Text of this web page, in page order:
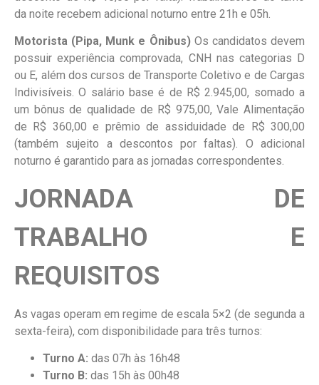
da noite recebem adicional noturno entre 21h e 05h.
Motorista (Pipa, Munk e Ônibus)Os candidatos devem
possuir experiência comprovada, CNH nas categorias D
ou E, além dos cursos de Transporte Coletivo e de Cargas
Indivisíveis. O salário base é de R$ 2.945,00, somado a
um bônus de qualidade de R$ 975,00, Vale Alimentação
de R$ 360,00 e prêmio de assiduidade de R$ 300,00
(também sujeito a descontos por faltas). O adicional
noturno é garantido para as jornadas correspondentes.
JORNADA DE
TRABALHO E
REQUISITOS
As vagas operam em regime de escala 5×2 (de segunda a
sexta-feira), com disponibilidade para três turnos:
Turno A: das 07h às 16h48
Turno B: das 15h às 00h48